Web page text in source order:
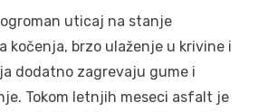
uticaj na stanje
kočenja, brzo ulaženje u krivine i
dodatno zagrevaju gume i
Tokom letnjih meseci asfalt je